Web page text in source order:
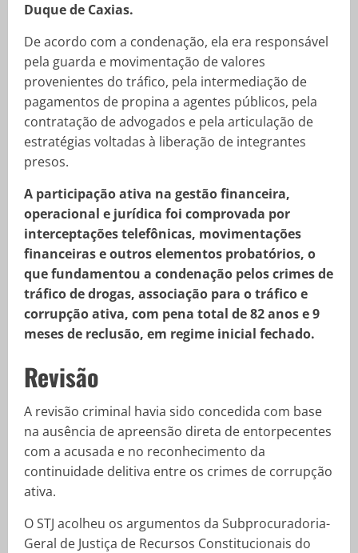
Duque de Caxias.
De acordo com a condenação, ela era responsável
pela guarda e movimentação de valores
provenientes do tráfico, pela intermediação de
pagamentos de propina a agentes públicos, pela
contratação de advogados e pela articulação de
estratégias voltadas à liberação de integrantes
presos.
A participação ativa na gestão financeira,
operacional e jurídica foi comprovada por
interceptações telefônicas, movimentações
financeiras e outros elementos probatórios, o
que fundamentou a condenação pelos crimes de
tráfico de drogas, associação para o tráfico e
corrupção ativa, com pena total de 82 anos e 9
meses de reclusão, em regime inicial fechado.
Revisão
A revisão criminal havia sido concedida com base
na ausência de apreensão direta de entorpecentes
com a acusada e no reconhecimento da
continuidade delitiva entre os crimes de corrupção
ativa.
O STJ acolheu os argumentos da Subprocuradoria-
Geral de Justiça de Recursos Constitucionais do